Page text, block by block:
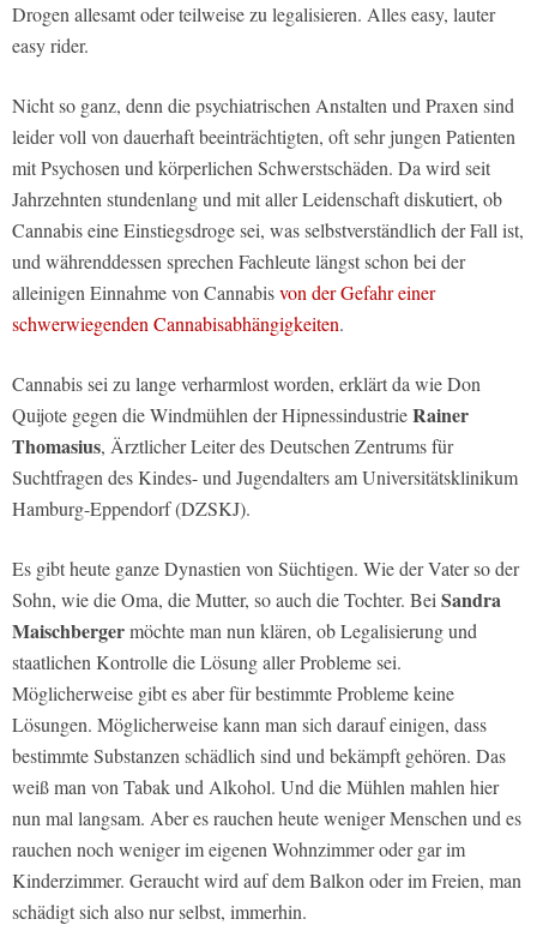
Drogen allesamt oder teilweise zu legalisieren. Alles easy, lauter
easy rider.
Nicht so ganz, denn die psychiatrischen Anstalten und Praxen sind
leider voll von dauerhaft beeinträchtigten, oft sehr jungen Patienten
mit Psychosen und körperlichen Schwerstschäden. Da wird seit
Jahrzehnten stundenlang und mit aller Leidenschaft diskutiert, ob
Cannabis eine Einstiegsdroge sei, was selbstverständlich der Fall ist,
und währenddessen sprechen Fachleute längst schon bei der
alleinigen Einnahme von Cannabisvon der Gefahr einer
schwerwiegenden Cannabisabhängigkeiten.
Cannabis sei zu lange verharmlost worden, erklärt da wie Don
Quijote gegen die Windmühlen der HipnessindustrieRainer
Thomasius, Ärztlicher Leiter des Deutschen Zentrums für
Suchtfragen des Kindes- und Jugendalters am Universitätsklinikum
Hamburg-Eppendorf (DZSKJ).
Es gibt heute ganze Dynastien von Süchtigen. Wie der Vater so der
Sohn, wie die Oma, die Mutter, so auch die Tochter. Bei Sandra
Maischbergermöchte man nun klären, ob Legalisierung und
staatlichen Kontrolle die Lösung aller Probleme sei.
Möglicherweise gibt es aber für bestimmte Probleme keine
Lösungen. Möglicherweise kann man sich darauf einigen, dass
bestimmte Substanzen schädlich sind und bekämpft gehören. Das
weiß man von Tabak und Alkohol. Und die Mühlen mahlen hier
nun mal langsam. Aber es rauchen heute weniger Menschen und es
rauchen noch weniger im eigenen Wohnzimmer oder gar im
Kinderzimmer. Geraucht wird auf dem Balkon oder im Freien, man
schädigt sich also nur selbst, immerhin.